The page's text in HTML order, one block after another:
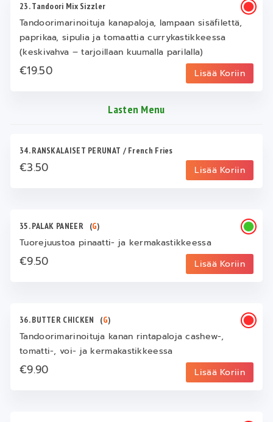
23. Tandoori Mix Sizzler
Tandoorimarinoituja kanapaloja, lampaan sisäfilettä,
paprikaa, sipulia ja tomaattia currykastikkeessa
(keskivahva – tarjoillaan kuumalla parilalla)
€19.50 Lisää Koriin
Lasten Menu
34. RANSKALAISET PERUNAT / French Fries
€3.50 Lisää Koriin
35. PALAK PANEER (G)
Tuorejuustoa pinaatti- ja kermakastikkeessa
€9.50 Lisää Koriin
36. BUTTER CHICKEN (G)
Tandoorimarinoituja kanan rintapaloja cashew-,
tomatti-, voi- ja kermakastikkeessa
€9.90 Lisää Koriin